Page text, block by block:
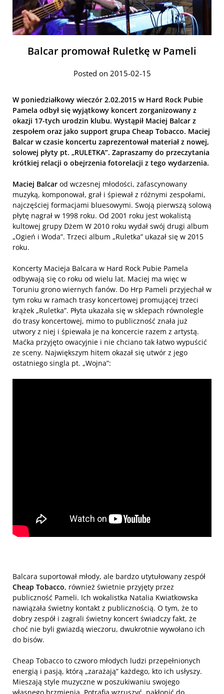
Balcar promował Ruletkę w Pameli
Posted on 2015-02-15
W poniedziałkowy wieczór 2.02.2015 w Hard Rock Pubie
Pamela odbył się wyjątkowy koncert zorganizowany z
okazji 17-tych urodzin klubu. Wystąpił Maciej Balcar z
zespołem oraz jako support grupa Cheap Tobacco. Maciej
Balcar w czasie koncertu zaprezentował materiał z nowej,
solowej płyty pt. „RULETKA”. Zapraszamy do przeczytania
krótkiej relacji o obejrzenia fotorelacji z tego wydarzenia.
Maciej Balcar od wczesnej młodości, zafascynowany
muzyką, komponował, grał i śpiewał z różnymi zespołami,
najczęściej formacjami bluesowymi. Swoją pierwszą solową
płytę nagrał w 1998 roku. Od 2001 roku jest wokalistą
kultowej grupy Dżem W 2010 roku wydał swój drugi album
„Ogień i Woda”. Trzeci album „Ruletka” ukazał się w 2015
roku.
Koncerty Macieja Balcara w Hard Rock Pubie Pamela
odbywają się co roku od wielu lat. Maciej ma więc w
Toruniu grono wiernych fanów. Do Hrp Pameli przyjechał w
tym roku w ramach trasy koncertowej promującej trzeci
krążek „Ruletka”. Płyta ukazała się w sklepach równolegle
do trasy koncertowej, mimo to publiczność znała już
utwory z niej i śpiewała je na koncercie razem z artystą.
Maćka przyjęto owacyjnie i nie chciano tak łatwo wypuścić
ze sceny. Największym hitem okazał się utwór z jego
ostatniego singla pt. „Wojna”:
Balcara suportował młody, ale bardzo utytułowany zespół
Cheap Tobacco, również świetnie przyjęty przez
publiczność Pameli. Ich wokalistka Natalia Kwiatkowska
nawiązała świetny kontakt z publicznością. O tym, że to
dobry zespół i zagrali świetny koncert świadczy fakt, że
choć nie byli gwiazdą wieczoru, dwukrotnie wywołano ich
do bisów.
Cheap Tobacco to czworo młodych ludzi przepełnionych
energią i pasją, którą „zarażają” każdego, kto ich usłyszy.
Mieszają style muzyczne w poszukiwaniu swojego